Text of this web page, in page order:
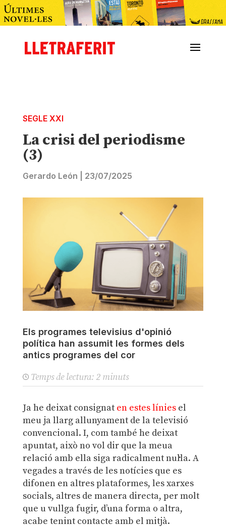
SEGLE XXI
La crisi del periodisme
(3)
Gerardo León 23/07/2025
Els programes televisius d'opinió
política han assumit les formes dels
antics programes del cor
Temps de lectura: 2 minuts
Ja he deixat consignat en estes líniesel
meu ja llarg allunyament de la televisió
convencional. I, com també he deixat
apuntat, això no vol dir que la meua
relació amb ella siga radicalment nul·la. A
vegades a través de les notícies que es
difonen en altres plataformes, les xarxes
socials, altres de manera directa, per molt
que u vullga fugir, d’una forma o altra,
acabe tenint contacte amb el mitjà.